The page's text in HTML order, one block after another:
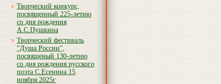
Творческий конкурс,
посвященный 225-летию
со дня рождения
А.С.Пушкина
Творческий фестиваль
“Душа России”,
посвященый 130-летию
со дня рождения русского
поэта С.Есенина 15
ноября 2025г